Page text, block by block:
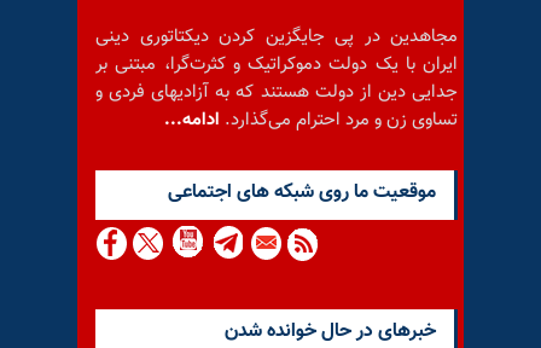
مجاهدین در پی جایگزین کردن دیکتاتوری دینی
ایران با یک دولت دموکراتیک و کثرت‌گرا، مبتنی بر
جدایی دین از دولت هستند که به آزادیهای فردی و
تساوی زن و مرد احترام می‌گذارد. ادامه...
موقعيت ما روى شبكه هاى اجتماعى
خبرهای در حال خوانده شدن